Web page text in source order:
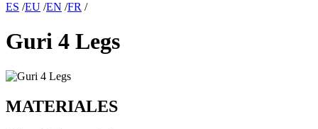
ES /EU /EN /FR /
Guri 4 Legs
MATERIALES